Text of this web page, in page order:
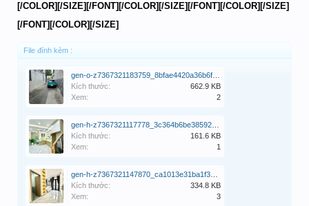
[/COLOR][/SIZE][/FONT][/COLOR][/SIZE][/FONT][/COLOR][/SIZE]
[/FONT][/COLOR][/SIZE]
File đính kèm :
Kích thước:
662.9 KB
Xem:
2
Kích thước:
161.6 KB
Xem:
1
Kích thước:
334.8 KB
Xem:
3